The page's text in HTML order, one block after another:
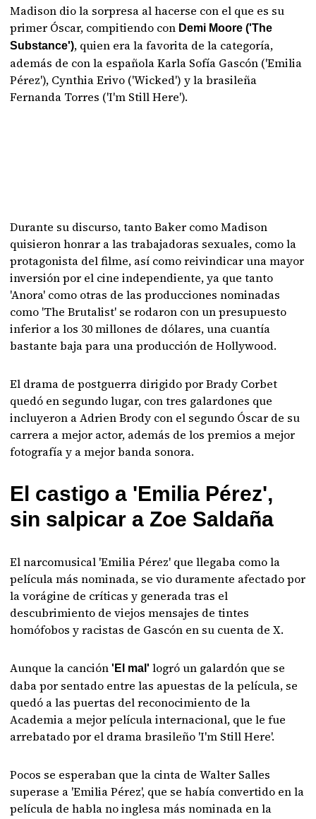
Madison dio la sorpresa al hacerse con el que es su
primer Óscar, compitiendo con Demi Moore ('The
Substance'), quien era la favorita de la categoría,
además de con la española Karla Sofía Gascón ('Emilia
Pérez'), Cynthia Erivo ('Wicked') y la brasileña
Fernanda Torres ('I'm Still Here').
Durante su discurso, tanto Baker como Madison
quisieron honrar a las trabajadoras sexuales, como la
protagonista del filme, así como reivindicar una mayor
inversión por el cine independiente, ya que tanto
'Anora' como otras de las producciones nominadas
como 'The Brutalist' se rodaron con un presupuesto
inferior a los 30 millones de dólares, una cuantía
bastante baja para una producción de Hollywood.
El drama de postguerra dirigido por Brady Corbet
quedó en segundo lugar, con tres galardones que
incluyeron a Adrien Brody con el segundo Óscar de su
carrera a mejor actor, además de los premios a mejor
fotografía y a mejor banda sonora.
El castigo a 'Emilia Pérez',
sin salpicar a Zoe Saldaña
El narcomusical 'Emilia Pérez' que llegaba como la
película más nominada, se vio duramente afectado por
la vorágine de críticas y generada tras el
descubrimiento de viejos mensajes de tintes
homófobos y racistas de Gascón en su cuenta de X.
Aunque la canción 'El mal' logró un galardón que se
daba por sentado entre las apuestas de la película, se
quedó a las puertas del reconocimiento de la
Academia a mejor película internacional, que le fue
arrebatado por el drama brasileño 'I'm Still Here'.
Pocos se esperaban que la cinta de Walter Salles
superase a 'Emilia Pérez', que se había convertido en la
película de habla no inglesa más nominada en la